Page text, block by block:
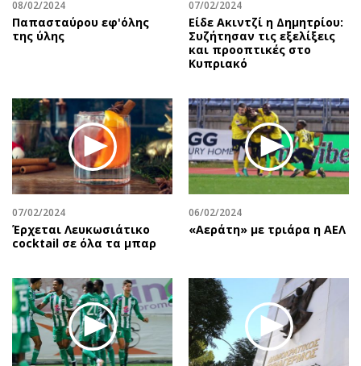
08/02/2024
Παπασταύρου εφ'όλης
της ύλης
07/02/2024
Είδε Ακιντζί η Δημητρίου:
Συζήτησαν τις εξελίξεις
και προοπτικές στο
Κυπριακό
07/02/2024
Έρχεται Λευκωσιάτικο
cocktail σε όλα τα μπαρ
06/02/2024
«Αεράτη» με τριάρα η ΑΕΛ